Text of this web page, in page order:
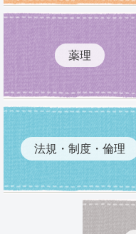
薬理
法規・制度・倫理